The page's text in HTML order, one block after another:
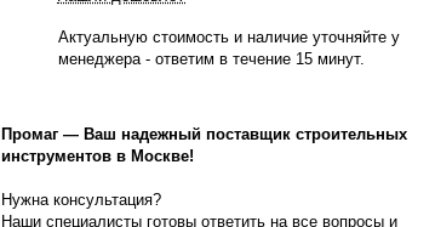
Актуальную стоимость и наличие уточняйте у
менеджера - ответим в течение 15 минут.
Промаг — Ваш надежный поставщик строительных
инструментов в Москве!
Нужна консультация?
Наши специалисты готовы ответить на все вопросы и